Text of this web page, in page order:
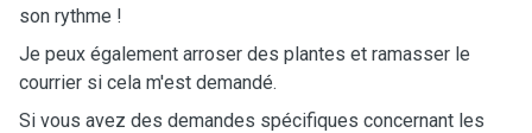
son rythme !
Je peux également arroser des plantes et ramasser le
courrier si cela m'est demandé.
Si vous avez des demandes spécifiques concernant les